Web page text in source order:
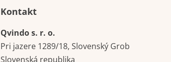
Kontakt
Qvindo s. r. o.
Pri jazere 1289/18, Slovenský Grob
Slovenská republika